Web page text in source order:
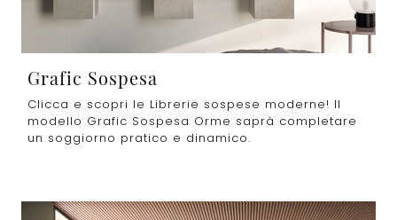
Grafic Sospesa
Clicca e scopri le Librerie sospese moderne! Il
modello Grafic Sospesa Orme saprà completare
un soggiorno pratico e dinamico.